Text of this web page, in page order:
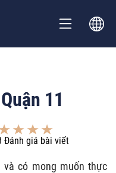
11
Đánh giá bài viết
và có mong muốn thực